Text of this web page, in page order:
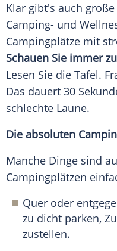
Klar gibt's auch
Camping- und
Campingplätze mit
Schauen Sie immer
Lesen Sie die Tafel.
Das dauert 30
schlechte Laune.
Die absoluten
Manche Dinge sind
Campingplätzen
Quer oder
zu dicht parken,
zustellen.